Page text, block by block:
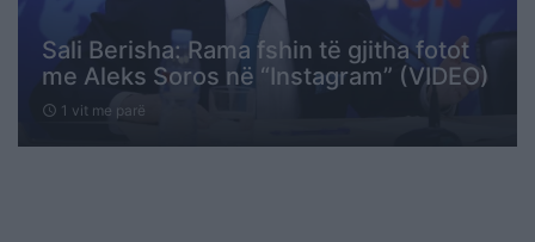
Sali Berisha: Rama fshin të gjitha fotot
me Aleks Soros në “Instagram” (VIDEO)
schedule 1 vit me parë